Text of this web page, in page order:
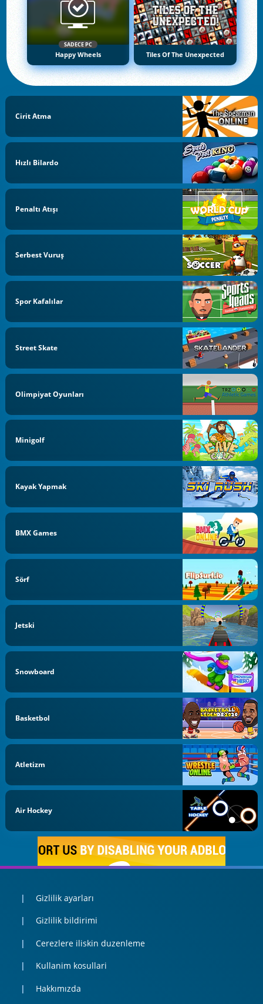
SADECE PC
Happy Wheels Tiles Of The Unexpected
Cirit Atma
Hızlı Bilardo
Penaltı Atışı
Serbest Vuruş
Spor Kafalılar
Street Skate
Olimpiyat Oyunları
Minigolf
Kayak Yapmak
BMX Games
Sörf
Jetski
Snowboard
Basketbol
Atletizm
Air Hockey
Gizlilik ayarları
Gizlilik bildirimi
Cerezlere iliskin duzenleme
Kullanim kosullari
Hakkımızda